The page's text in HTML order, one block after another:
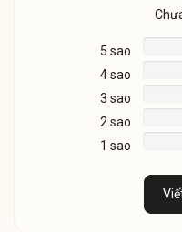
5 sao
4 sao
3 sao
2 sao
1 sao